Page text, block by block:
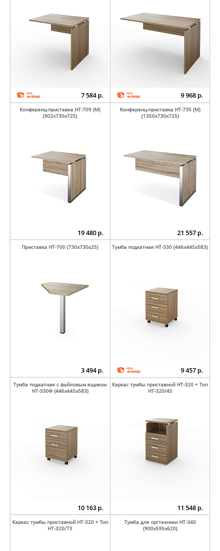
7 584 р. 9 968 р.
Конференц-приставка НТ-709 (М)
(902х730х725)
19 480 р.
Конференц-приставка НТ-735 (М)
(1350х730х725)
21 557 р.
Приставка НТ-700 (730х730х25)
3 494 р.
Тумба подкатная НТ-330 (446х445х583)
9 457 р.
Тумба подкатная с файловым ящиком
НТ-330Ф (446х445х583)
10 163 р.
Каркас тумбы приставной НТ-320 + Топ
НТ-320/45
11 548 р.
Каркас тумбы приставной НТ-320 + Топ
НТ-320/73
Тумба для оргтехники НТ-340
(900х595х620)